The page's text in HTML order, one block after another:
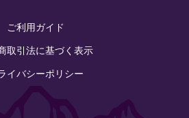
ご利用ガイド
取引法に基づく表示
イバシーポリシー